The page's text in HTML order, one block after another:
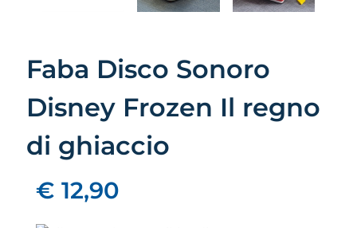
Faba Disco Sonoro
Disney Frozen Il regno
di ghiaccio
€ 12,90